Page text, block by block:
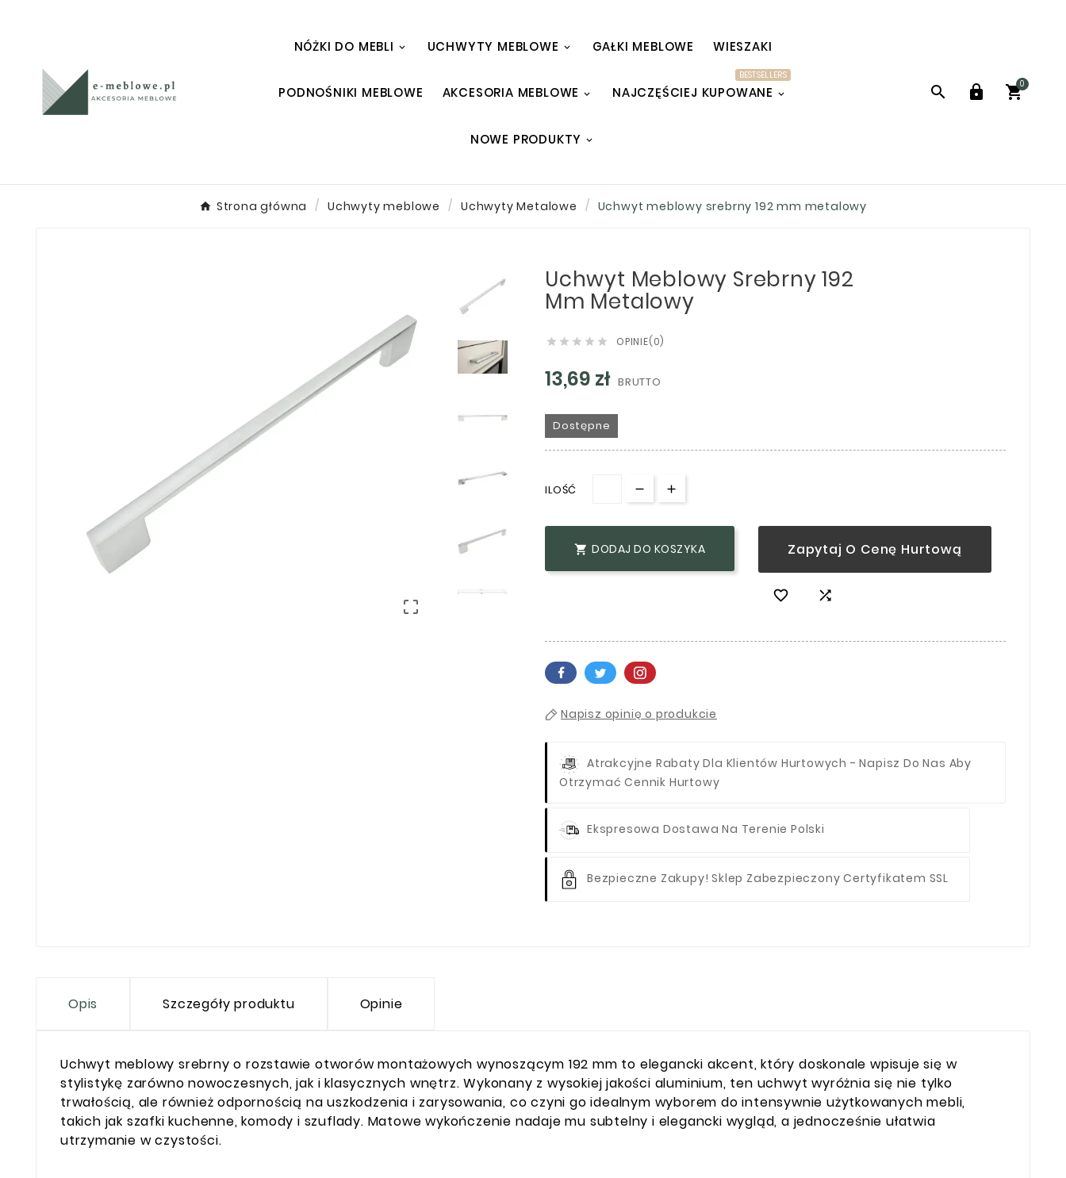
NÓŻKI DO MEBLI UCHWYTY MEBLOWE GAŁKI MEBLOWE WIESZAKI
PODNOŚNIKI MEBLOWE AKCESORIA MEBLOWE NAJCZĘŚCIEJ KUPOWANE
BESTSELLERS
NOWE PRODUKTY
  
0
Strona główna Uchwyty meblowe Uchwyty Metalowe Uchwyt meblowy srebrny 192 mm metalowy

Uchwyt Meblowy Srebrny 192
Mm Metalowy
     OPINIE(0)
13,69 zł BRUTTO
Dostępne
ILOŚĆ
 DODAJ DO KOSZYKA Zapytaj O Cenę Hurtową
 
Napisz opinię o produkcie
Atrakcyjne Rabaty Dla Klientów Hurtowych - Napisz Do Nas Aby
Otrzymać Cennik Hurtowy
Ekspresowa Dostawa Na Terenie Polski
Bezpieczne Zakupy! Sklep Zabezpieczony Certyfikatem SSL
Opis Szczegóły produktu Opinie
Uchwyt meblowy srebrny o rozstawie otworów montażowych wynoszącym 192 mm to elegancki akcent, który doskonale wpisuje się w
stylistykę zarówno nowoczesnych, jak i klasycznych wnętrz. Wykonany z wysokiej jakości aluminium, ten uchwyt wyróżnia się nie tylko
trwałością, ale również odpornością na uszkodzenia i zarysowania, co czyni go idealnym wyborem do intensywnie użytkowanych mebli,
takich jak szafki kuchenne, komody i szuflady. Matowe wykończenie nadaje mu subtelny i elegancki wygląd, a jednocześnie ułatwia
utrzymanie w czystości.